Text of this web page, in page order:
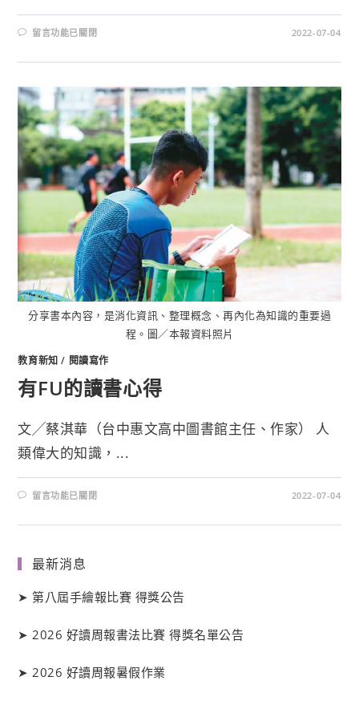
留言功能已關閉 2022-07-04
分享書本內容，是消化資訊、整理概念、再內化為知識的重要過
程。圖／本報資料照片
教育新知 / 閱讀寫作
有FU的讀書心得
文╱蔡淇華（台中惠文高中圖書館主任、作家） 人
類偉大的知識，...
留言功能已關閉 2022-07-04
最新消息
➤第八屆手繪報比賽 得獎公告
➤2026 好讀周報書法比賽 得獎名單公告
➤2026 好讀周報暑假作業